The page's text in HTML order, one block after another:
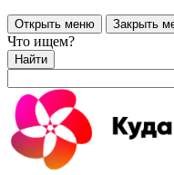
Открыть меню Закрыть
Что ищем?
Найти